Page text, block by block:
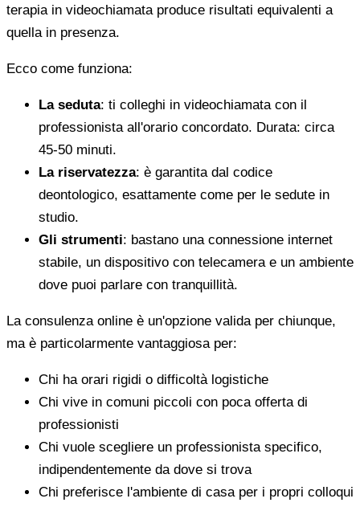
terapia in videochiamata produce risultati equivalenti a
quella in presenza.
Ecco come funziona:
La seduta: ti colleghi in videochiamata con il
professionista all'orario concordato. Durata: circa
45-50 minuti.
La riservatezza: è garantita dal codice
deontologico, esattamente come per le sedute in
studio.
Gli strumenti: bastano una connessione internet
stabile, un dispositivo con telecamera e un ambiente
dove puoi parlare con tranquillità.
La consulenza online è un'opzione valida per chiunque,
ma è particolarmente vantaggiosa per:
Chi ha orari rigidi o difficoltà logistiche
Chi vive in comuni piccoli con poca offerta di
professionisti
Chi vuole scegliere un professionista specifico,
indipendentemente da dove si trova
Chi preferisce l'ambiente di casa per i propri colloqui